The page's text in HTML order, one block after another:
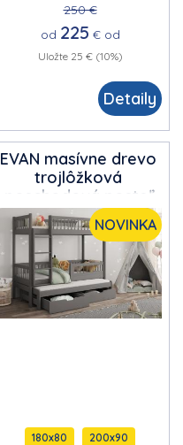
250 €
od 225 € od
Uložte 25 € (10%)
Detaily
NOVINKA
EVAN masívne drevo
trojlôžková
poschodová posteľ
s úložným
priestorom na
posteľnú bielizeň
180x80 200x90